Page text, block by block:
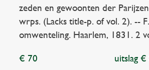
zeden en gewoonten der
wrps. (Lacks title-p. of vol. 2). --
omwenteling. Haarlem, 1831. 2
€ 70 uitslag €